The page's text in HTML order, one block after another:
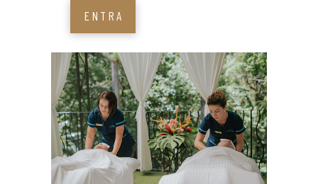
ENTRA